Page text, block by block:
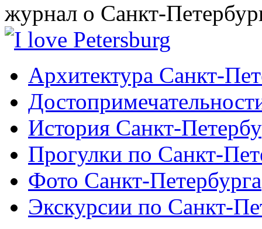
журнал о Санкт-
Архитектура Санкт-
История Санкт-
Прогулки по Санкт-
Фото Санкт-Петербурга
Экскурсии по Санкт-